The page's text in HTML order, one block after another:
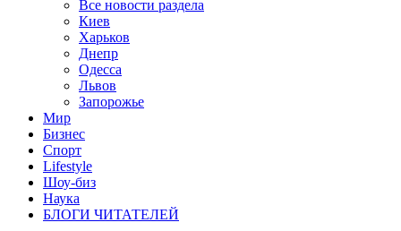
Все новости раздела
Киев
Харьков
Днепр
Одесса
Львов
Запорожье
Мир
Бизнес
Спорт
Lifestyle
Шоу-биз
Наука
БЛОГИ ЧИТАТЕЛЕЙ